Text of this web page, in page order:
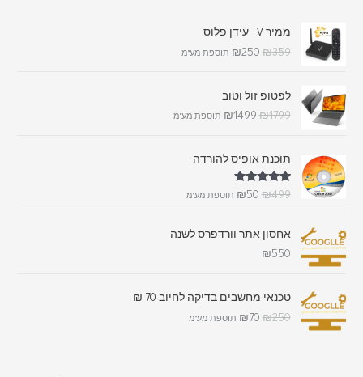
ממיר TV עידן פלוס
₪359
₪250 תוספת מע"מ
לפטופ זול וטוב
₪1799
₪1499 תוספת מע"מ
תוכנת אופיס להורדה
דורג5.00
₪499
₪50 תוספת מע"מ
אחסון אתר וורדפרס לשנה
₪550
טכנאי מחשבים בדיקה לחיוב 70 ₪
₪250
₪70 תוספת מע"מ